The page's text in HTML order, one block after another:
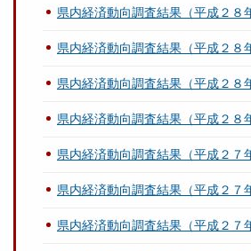
県内経済動向調査結果（平成２８
県内経済動向調査結果（平成２８
県内経済動向調査結果（平成２８
県内経済動向調査結果（平成２８
県内経済動向調査結果（平成２７
県内経済動向調査結果（平成２７
県内経済動向調査結果（平成２７